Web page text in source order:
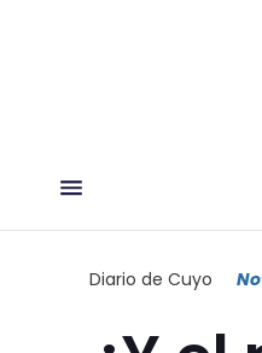
Diario de Cuyo